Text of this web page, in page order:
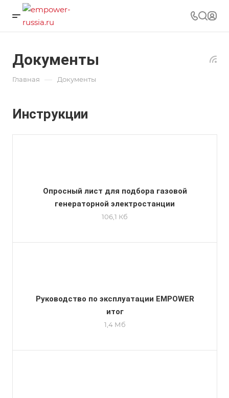
Документы
Главная — Документы
Инструкции
Опросный лист для подбора газовой
генераторной электростанции
106,1 Кб
Руководство по эксплуатации EMPOWER
итог
1,4 Мб